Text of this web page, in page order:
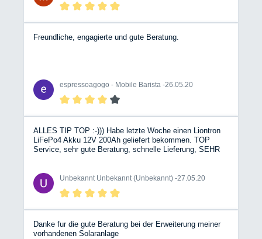
Freundliche, engagierte und gute Beratung.
espressoagogo - Mobile Barista -26.05.20
ALLES TIP TOP :-))) Habe letzte Woche einen Liontron
LiFePo4 Akku 12V 200Ah geliefert bekommen. TOP
Service, sehr gute Beratung, schnelle Lieferung, SEHR
App gab´s erst ein bisserl Probleme. (Lag aber an
meinem Uralt-Smartphone S4 mini) :-( Mit dem I-Pad 4
Mini funktioniert´s Tadellos. Zeigt sogar 229,9 Ah an.
Klare Kaufempfehlung !!! :-) Auch der Händler - SEHR zu
Empfehlen :-)))) Jederzeit wieder :-)))
Unbekannt Unbekannt (Unbekannt) -27.05.20
Danke fur die gute Beratung bei der Erweiterung meiner
vorhandenen Solaranlage